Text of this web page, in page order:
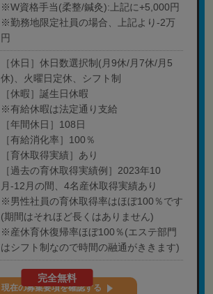
※W資格手当(柔整/鍼灸):上記に+5,000円
※勤務地限定社員の場合、上記より-2万
円
［休日］休日数選択制(月9休/月7休/月5
休)、火曜日定休、シフト制
［休暇］誕生日休暇
※有給休暇は法定通り支給
［年間休日］108日
［有給消化率］100％
［育休取得実績］あり
［過去の育休取得実績例］2023年10
月-12月の間、4名産休取得実績あり
※男性社員の育休取得率はほぼ100％です
(期間はそれほど長くはありません)
※産休育休復帰率ほぼ100％(エステ部門
はシフト制なので時間の融通がききます)
完全無料
現在の募集要項を確認する